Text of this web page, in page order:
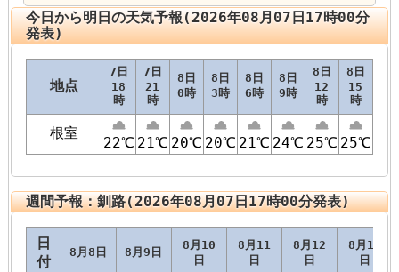
今日から明日の天気予報(2026年08月07日17時00分
発表)
地点
7日
18
時
7日
21
時
8日
0時
8日
3時
8日
6時
8日
9時
8日
12
時
8日
15
時
根室
22℃ 21℃ 20℃ 20℃ 21℃ 24℃ 25℃ 25℃
週間予報：釧路(2026年08月07日17時00分発表)
日
付
8月8日 8月9日
8月10
日
8月11
日
8月12
日
8月13
日